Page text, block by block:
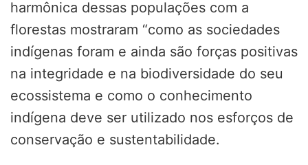
harmônica dessas populações com a
florestas mostraram “como as sociedades
indígenas foram e ainda são forças positivas
na integridade e na biodiversidade do seu
ecossistema e como o conhecimento
indígena deve ser utilizado nos esforços de
conservação e sustentabilidade.